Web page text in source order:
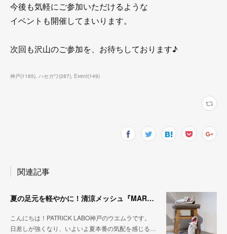
今後も気軽にご参加いただけるような
イベントも開催してまいります。
次回も沢山のご参加を、お待ちしております♪
神戸(1165) ハセガワ(287) Event(149)
関連記事
夏の足元を軽やかに！清涼メッシュ『MARATHON-ME2』
こんにちは！PATRICK LABO神戸のウエムラです。
日差しが強くなり、いよいよ夏本番の気配を感じる…